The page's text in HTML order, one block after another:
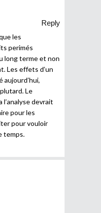
Reply
les
perimés
long terme et non
Les effets d’un
aujourd’hui,
Le
l’analyse devrait
pour les
pour vouloir
temps.